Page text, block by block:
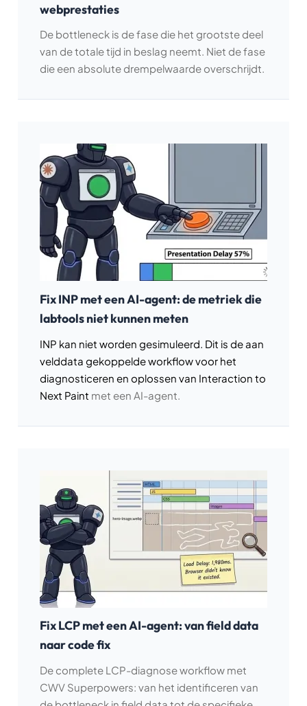
webprestaties
De bottleneck is de fase die het grootste deel
van de totale tijd in beslag neemt. Niet de fase
die een absolute drempelwaarde overschrijdt.
Fix INP met een AI-agent: de metriek die
labtools niet kunnen meten
INP kan niet worden gesimuleerd. Dit is de aan
velddata gekoppelde workflow voor het
diagnosticeren en oplossen van Interaction to
Next Paint met een AI-agent.
Fix LCP met een AI-agent: van field data
naar code fix
De complete LCP-diagnose workflow met
CWV Superpowers: van het identificeren van